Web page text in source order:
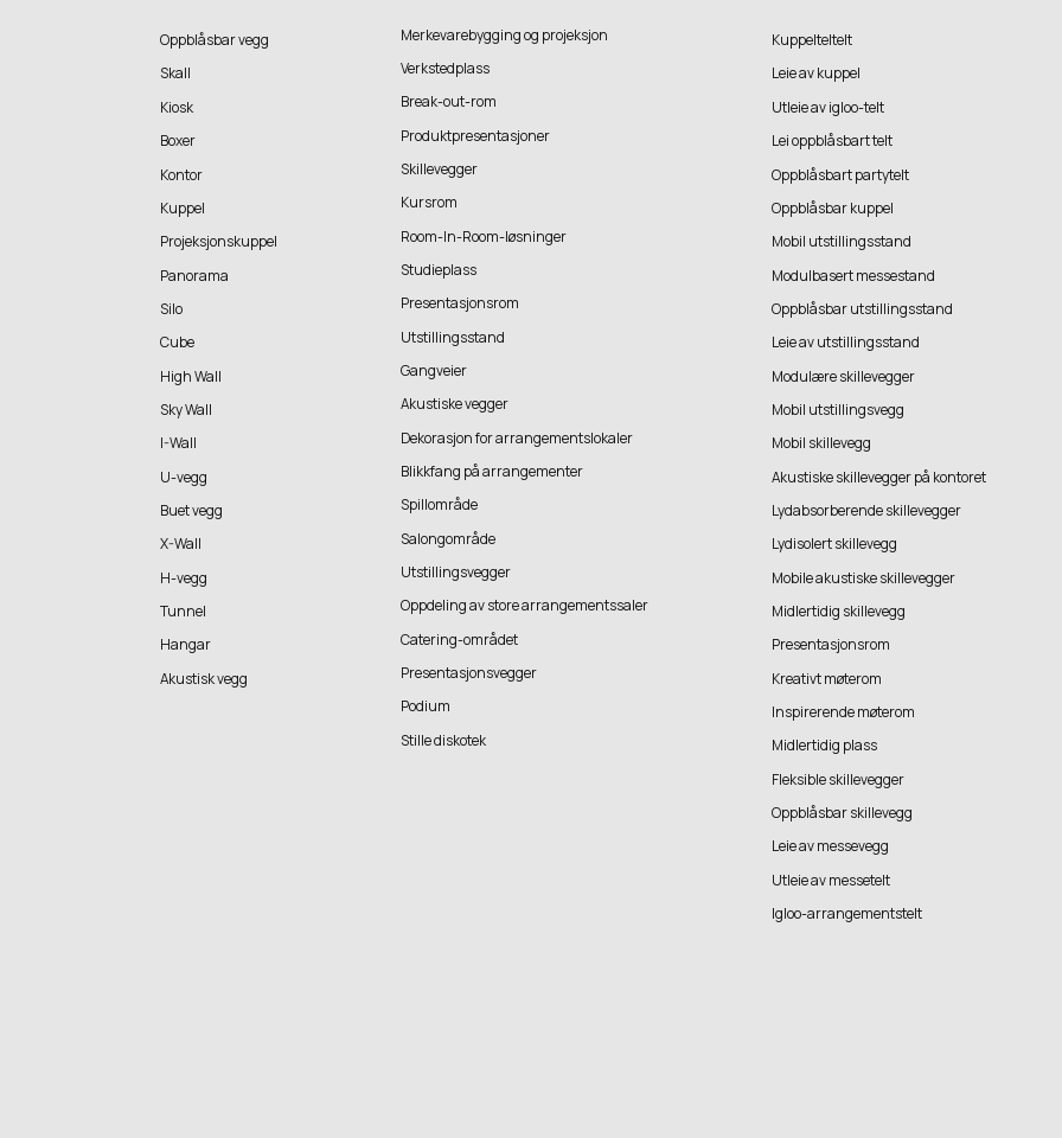
Oppblåsbar vegg
Skall
Kiosk
Boxer
Kontor
Kuppel
Projeksjonskuppel
Panorama
Silo
Cube
High Wall
Sky Wall
I-Wall
U-vegg
Buet vegg
X-Wall
H-vegg
Tunnel
Hangar
Akustisk vegg
Kuppelteltelt
Leie av kuppel
Utleie av igloo-telt
Lei oppblåsbart telt
Oppblåsbart partytelt
Oppblåsbar kuppel
Mobil utstillingsstand
Modulbasert messestand
Oppblåsbar utstillingsstand
Leie av utstillingsstand
Modulære skillevegger
Mobil utstillingsvegg
Mobil skillevegg
Akustiske skillevegger på kontoret
Lydabsorberende skillevegger
Lydisolert skillevegg
Mobile akustiske skillevegger
Midlertidig skillevegg
Presentasjonsrom
Kreativt møterom
Inspirerende møterom
Midlertidig plass
Fleksible skillevegger
Oppblåsbar skillevegg
Leie av messevegg
Utleie av messetelt
Igloo-arrangementstelt
Merkevarebygging og projeksjon
Verkstedplass
Break-out-rom
Produktpresentasjoner
Skillevegger
Kursrom
Room-In-Room-løsninger
Studieplass
Presentasjonsrom
Utstillingsstand
Gangveier
Akustiske vegger
Dekorasjon for arrangementslokaler
Blikkfang på arrangementer
Spillområde
Salongområde
Utstillingsvegger
Oppdeling av store arrangementssaler
Catering-området
Presentasjonsvegger
Podium
Stille diskotek